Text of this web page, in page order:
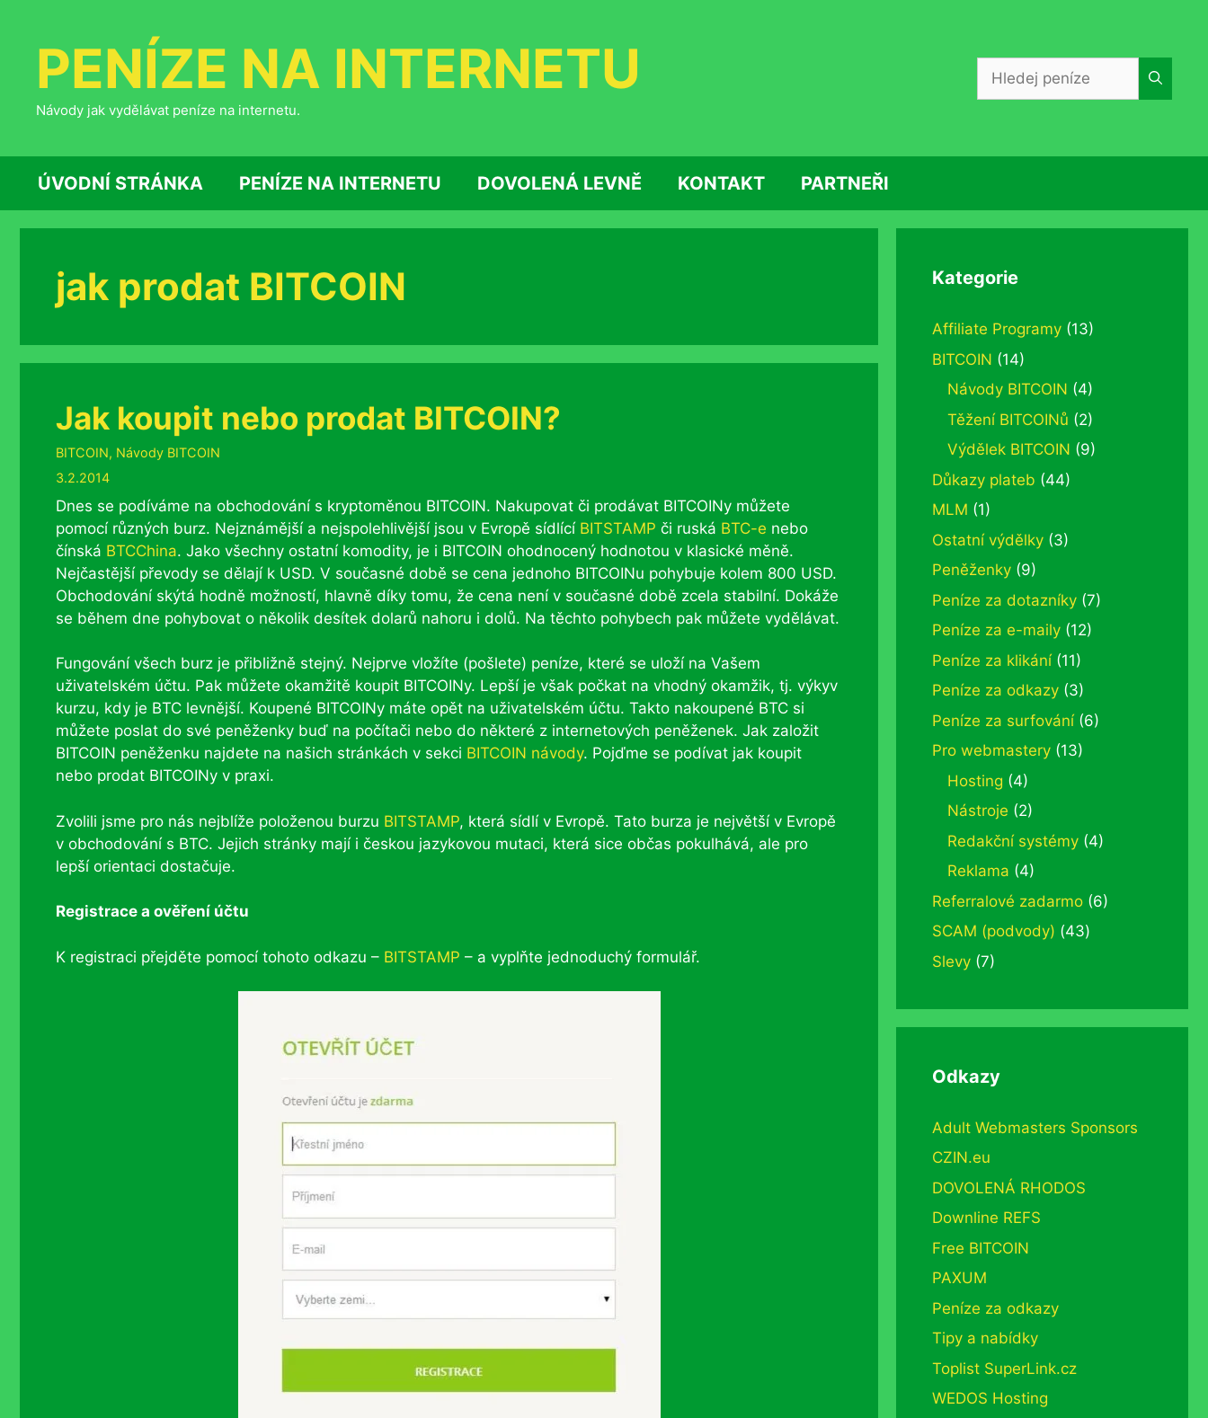
obsahPENÍZE NA INTERNETU
Návody jak vydělávat peníze na internetu.
ÚVODNÍ STRÁNKA PENÍZE NA INTERNETU DOVOLENÁ LEVNĚ KONTAKT PARTNEŘI
jak prodat BITCOIN
Jak koupit nebo prodat BITCOIN?
Rubriky
BITCOIN, Návody BITCOIN
3.2.2014
Dnes se podíváme na obchodování s kryptoměnou BITCOIN. Nakupovat či prodávat BITCOINy můžete
pomocí různých burz. Nejznámější a nejspolehlivější jsou v Evropě sídlící BITSTAMP či ruská BTC-e nebo
čínská BTCChina. Jako všechny ostatní komodity, je i BITCOIN ohodnocený hodnotou v klasické měně.
Nejčastější převody se dělají k USD. V současné době se cena jednoho BITCOINu pohybuje kolem 800 USD.
Obchodování skýtá hodně možností, hlavně díky tomu, že cena není v současné době zcela stabilní. Dokáže
se během dne pohybovat o několik desítek dolarů nahoru i dolů. Na těchto pohybech pak můžete vydělávat.
Fungování všech burz je přibližně stejný. Nejprve vložíte (pošlete) peníze, které se uloží na Vašem
uživatelském účtu. Pak můžete okamžitě koupit BITCOINy. Lepší je však počkat na vhodný okamžik, tj. výkyv
kurzu, kdy je BTC levnější. Koupené BITCOINy máte opět na uživatelském účtu. Takto nakoupené BTC si
můžete poslat do své peněženky buď na počítači nebo do některé z internetových peněženek. Jak založit
BITCOIN peněženku najdete na našich stránkách v sekci BITCOIN návody. Pojďme se podívat jak koupit
nebo prodat BITCOINy v praxi.
Zvolili jsme pro nás nejblíže položenou burzu BITSTAMP, která sídlí v Evropě. Tato burza je největší v Evropě
v obchodování s BTC. Jejich stránky mají i českou jazykovou mutaci, která sice občas pokulhává, ale pro
lepší orientaci dostačuje.
Registrace a ověření účtu
K registraci přejděte pomocí tohoto odkazu – BITSTAMP – a vyplňte jednoduchý formulář.
Kategorie
Affiliate Programy (13)
BITCOIN (14)
Návody BITCOIN (4)
Těžení BITCOINů (2)
Výdělek BITCOIN (9)
Důkazy plateb (44)
MLM (1)
Ostatní výdělky (3)
Peněženky (9)
Peníze za dotazníky (7)
Peníze za e-maily (12)
Peníze za klikání(11)
Peníze za odkazy (3)
Peníze za surfování(6)
Pro webmastery (13)
Hosting (4)
Nástroje (2)
Redakční systémy (4)
Reklama (4)
Referralové zadarmo (6)
SCAM (podvody) (43)
Slevy (7)
Odkazy
Adult Webmasters Sponsors
CZIN.eu
DOVOLENÁ RHODOS
Downline REFS
Free BITCOIN
PAXUM
Peníze za odkazy
Tipy a nabídky
Toplist SuperLink.cz
WEDOS Hosting